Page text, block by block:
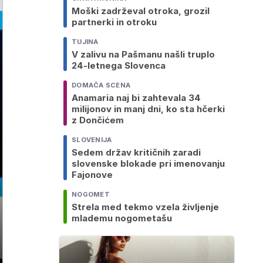
Moški zadrževal otroka, grozil
partnerki in otroku
TUJINA
V zalivu na Pašmanu našli truplo
24-letnega Slovenca
DOMAČA SCENA
Anamaria naj bi zahtevala 34
milijonov in manj dni, ko sta hčerki
z Dončićem
SLOVENIJA
Sedem držav kritičnih zaradi
slovenske blokade pri imenovanju
Fajonove
NOGOMET
Strela med tekmo vzela življenje
mlademu nogometašu